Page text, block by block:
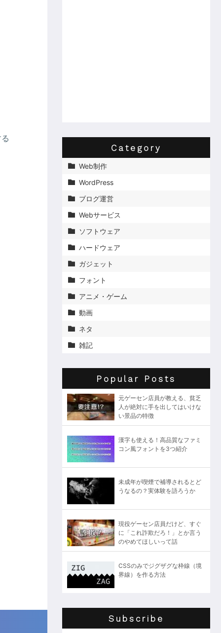
Category
 Web制作
 WordPress
 ブログ運営
 Webサービス
 ソフトウェア
 ハードウェア
 ガジェット
 フォント
 アニメ・ゲーム
 動画
 ネタ
 雑記
Popular Posts
元ゲーセン店員が教える、貧乏
人が絶対に手を出してはいけな
い景品の特徴
漢字も使える！高品質なファミ
コン風フォントを3つ紹介
未成年が喫煙で補導されるとど
うなるの？実体験を語ろうか
現役ゲーセン店員だけど、すぐ
に「これ詐欺だろ！」とか言う
のやめてほしいって話
CSSのみでジグザグな枠線（境
界線）を作る方法
Subscribe